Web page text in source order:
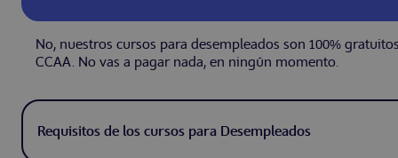
No, nuestros cursos para desempleados son 100%
CCAA. No vas a pagar nada, en ningún momento.
Requisitos de los cursos para Desempleados